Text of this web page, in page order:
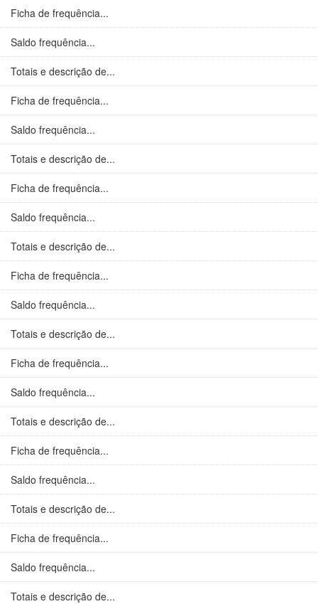
Ficha de frequência...
Saldo frequência...
Totais e descrição de...
Ficha de frequência...
Saldo frequência...
Totais e descrição de...
Ficha de frequência...
Saldo frequência...
Totais e descrição de...
Ficha de frequência...
Saldo frequência...
Totais e descrição de...
Ficha de frequência...
Saldo frequência...
Totais e descrição de...
Ficha de frequência...
Saldo frequência...
Totais e descrição de...
Ficha de frequência...
Saldo frequência...
Totais e descrição de...